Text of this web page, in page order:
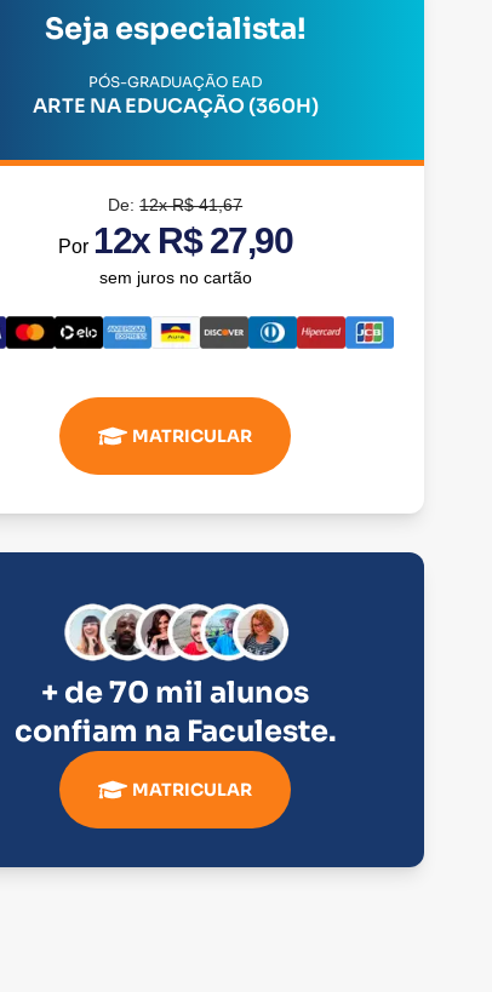
Seja especialista!
PÓS-GRADUAÇÃO EAD
ARTE NA EDUCAÇÃO (360H)
De:12x R$ 41,67
Por 12x R$ 27,90
sem juros no cartão
MATRICULAR
+ de 70 mil alunos
confiam na Faculeste.
MATRICULAR